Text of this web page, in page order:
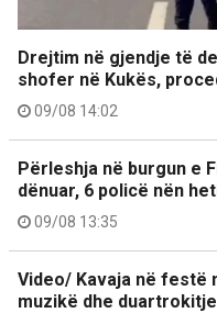
Drejtim në gjendje të
shofer në Kukës,
09/08 14:02
Përleshja në burgun e
dënuar, 6 policë nën
09/08 13:35
Video/ Kavaja në festë
muzikë dhe